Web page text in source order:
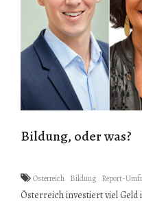
Bildung, oder was?
Österreich Bildung Report-
Österreich investiert viel